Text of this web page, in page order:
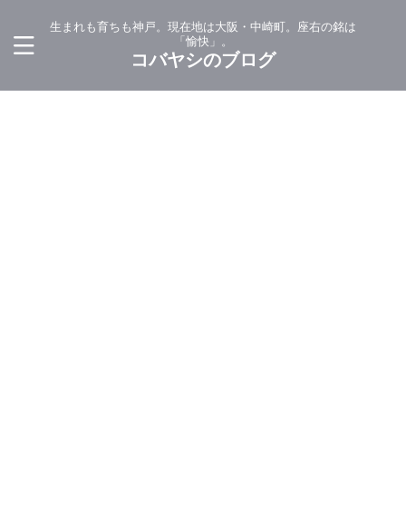
生まれも育ちも神戸。現在地は大阪・中崎町。座右の銘は
「愉快」。
コバヤシのブログ